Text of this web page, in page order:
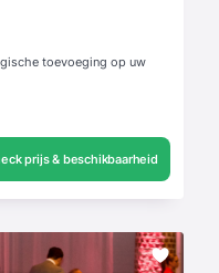
toevoeging op uw
prijs & beschikbaarheid